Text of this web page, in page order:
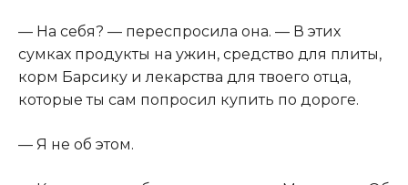
— На себя? — переспросила она. — В этих
сумках продукты на ужин, средство для плиты,
корм Барсику и лекарства для твоего отца,
которые ты сам попросил купить по дороге.
— Я не об этом.